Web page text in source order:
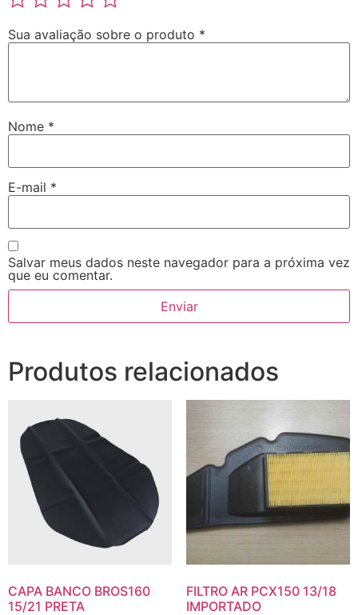
Sua avaliação sobre o produto *
Nome *
E-mail *
Salvar meus dados neste navegador para a próxima vez
que eu comentar.
Produtos relacionados
CAPA BANCO BROS160
15/21 PRETA
FILTRO AR PCX150 13/18
IMPORTADO